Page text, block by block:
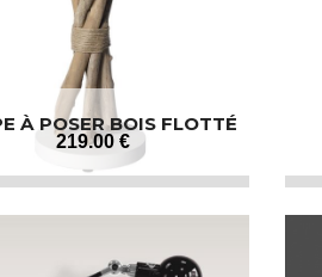
À POSER BOIS FLOTTÉ
219.00 €